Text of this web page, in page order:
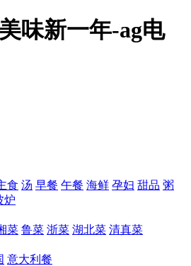
味新一年-ag电
食 汤 早餐 午餐 海鲜 孕妇 甜品 粥
炉
菜 鲁菜 浙菜 湖北菜 清真菜
意大利餐